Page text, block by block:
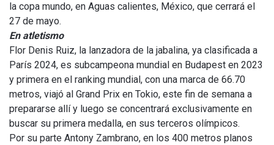
la copa mundo, en Aguas calientes, México, que cerrará el
27 de mayo.
En atletismo
Flor Denis Ruiz, la lanzadora de la jabalina, ya clasificada a
París 2024, es subcampeona mundial en Budapest en 2023
y primera en el ranking mundial, con una marca de 66.70
metros, viajó al Grand Prix en Tokio, este fin de semana a
prepararse allí y luego se concentrará exclusivamente en
buscar su primera medalla, en sus terceros olímpicos.
Por su parte Antony Zambrano, en los 400 metros planos